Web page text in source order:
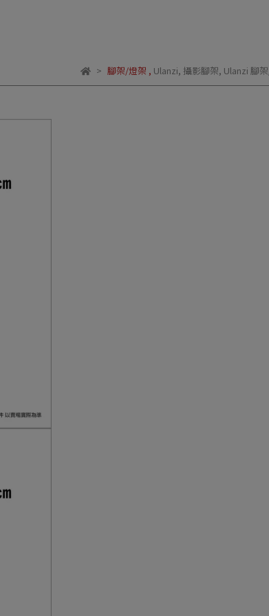
腳架/燈架 , Ulanzi, 攝影腳架, Ulanzi 腳